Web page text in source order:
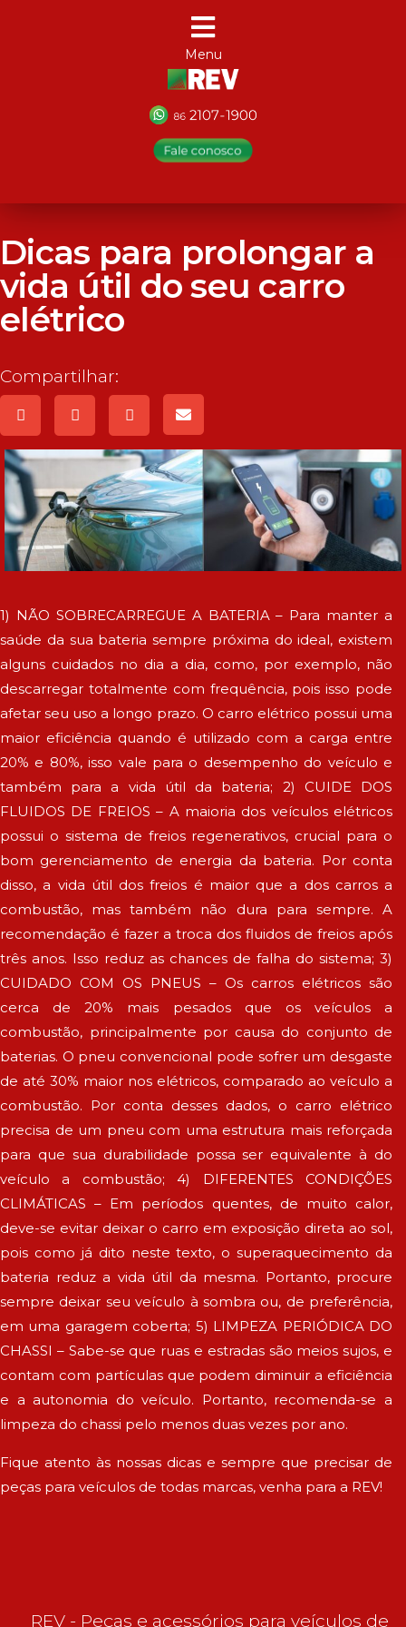
Menu
Dicas para prolongar a
vida útil do seu carro
elétrico
Compartilhar:
1) NÃO SOBRECARREGUE A BATERIA – Para manter a
saúde da sua bateria sempre próxima do ideal, existem
alguns cuidados no dia a dia, como, por exemplo, não
descarregar totalmente com frequência, pois isso pode
afetar seu uso a longo prazo. O carro elétrico possui uma
maior eficiência quando é utilizado com a carga entre
20% e 80%, isso vale para o desempenho do veículo e
também para a vida útil da bateria; 2) CUIDE DOS
FLUIDOS DE FREIOS – A maioria dos veículos elétricos
possui o sistema de freios regenerativos, crucial para o
bom gerenciamento de energia da bateria. Por conta
disso, a vida útil dos freios é maior que a dos carros a
combustão, mas também não dura para sempre. A
recomendação é fazer a troca dos fluidos de freios após
três anos. Isso reduz as chances de falha do sistema; 3)
CUIDADO COM OS PNEUS – Os carros elétricos são
cerca de 20% mais pesados que os veículos a
combustão, principalmente por causa do conjunto de
baterias. O pneu convencional pode sofrer um desgaste
de até 30% maior nos elétricos, comparado ao veículo a
combustão. Por conta desses dados, o carro elétrico
precisa de um pneu com uma estrutura mais reforçada
para que sua durabilidade possa ser equivalente à do
veículo a combustão; 4) DIFERENTES CONDIÇÕES
CLIMÁTICAS – Em períodos quentes, de muito calor,
deve-se evitar deixar o carro em exposição direta ao sol,
pois como já dito neste texto, o superaquecimento da
bateria reduz a vida útil da mesma. Portanto, procure
sempre deixar seu veículo à sombra ou, de preferência,
em uma garagem coberta; 5) LIMPEZA PERIÓDICA DO
CHASSI – Sabe-se que ruas e estradas são meios sujos, e
contam com partículas que podem diminuir a eficiência
e a autonomia do veículo. Portanto, recomenda-se a
limpeza do chassi pelo menos duas vezes por ano.
Fique atento às nossas dicas e sempre que precisar de
peças para veículos de todas marcas, venha para a REV!
REV - Peças e acessórios para veículos de